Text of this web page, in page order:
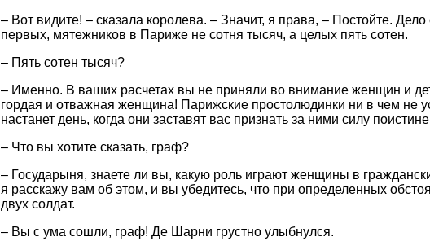
– Вот видите! – сказала королева. – Значит, я права, – Постойте.
первых, мятежников в Париже не сотня тысяч, а целых пять сотен.
– Пять сотен тысяч?
– Именно. В ваших расчетах вы не приняли во внимание женщин и
гордая и отважная женщина! Парижские простолюдинки ни в чем не
настанет день, когда они заставят вас признать за ними силу
– Что вы хотите сказать, граф?
– Государыня, знаете ли вы, какую роль играют женщины в
я расскажу вам об этом, и вы убедитесь, что при определенных
двух солдат.
– Вы с ума сошли, граф! Де Шарни грустно улыбнулся.